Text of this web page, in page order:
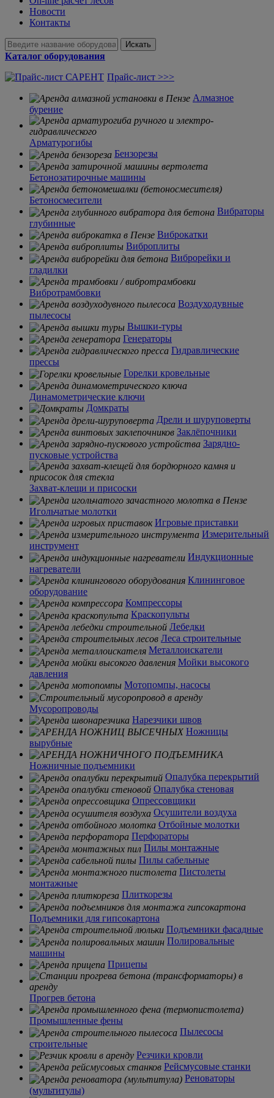
Новости
Контакты
Искать
Каталог оборудования
Прайс-лист >>>
Алмазное
бурение
Арматурогибы
Бензорезы
Бетонозатирочные машины
Бетоносмесители
Вибраторы
глубинные
Виброкатки
Виброплиты
Виброрейки и
гладилки
Вибротрамбовки
Воздуходувные
пылесосы
Вышки-туры
Генераторы
Гидравлические
прессы
Горелки кровельные
Динамометрические ключи
Домкраты
Дрели и шуруповерты
Заклёпочники
Зарядно-
пусковые устройства
Захват-клещи и присоски
Игольчатые молотки
Игровые приставки
Измерительный
инструмент
Индукционные
нагреватели
Клининговое
оборудование
Компрессоры
Краскопульты
Лебедки
Леса строительные
Металлоискатели
Мойки высокого
давления
Мотопомпы, насосы
Мусоропроводы
Нарезчики швов
Ножницы
вырубные
Ножничные подъемники
Опалубка перекрытий
Опалубка стеновая
Опрессовщики
Осушители воздуха
Отбойные молотки
Перфораторы
Пилы монтажные
Пилы сабельные
Пистолеты
монтажные
Плиткорезы
Подъемники для гипсокартона
Подъемники фасадные
Полировальные
машины
Прицепы
Прогрев бетона
Промышленные фены
Пылесосы
строительные
Резчики кровли
Рейсмусовые станки
Реноваторы
(мультитулы)